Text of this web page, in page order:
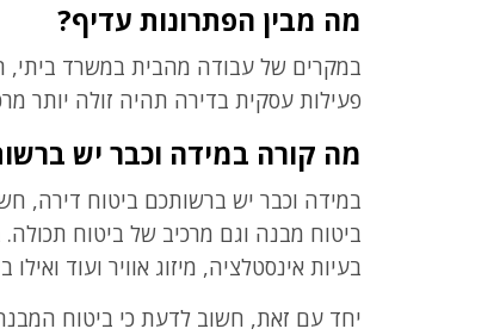
מה מבין הפתרונות עדיף?
במקרים של עבודה מהבית במשרד ביתי,
פעילות עסקית בדירה תהיה זולה יותר
מה קורה במידה וכבר יש
במידה וכבר יש ברשותכם ביטוח דירה,
ביטוח מבנה וגם מרכיב של ביטוח
בעיות אינסטלציה, מיזוג אוויר ועוד
יחד עם זאת, חשוב לדעת כי ביטוח המבנה